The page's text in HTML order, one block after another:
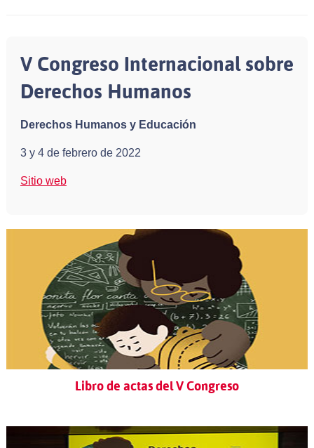
V Congreso Internacional sobre
Derechos Humanos
Derechos Humanos y Educación
3 y 4 de febrero de 2022
Sitio web
Libro de actas del V Congreso